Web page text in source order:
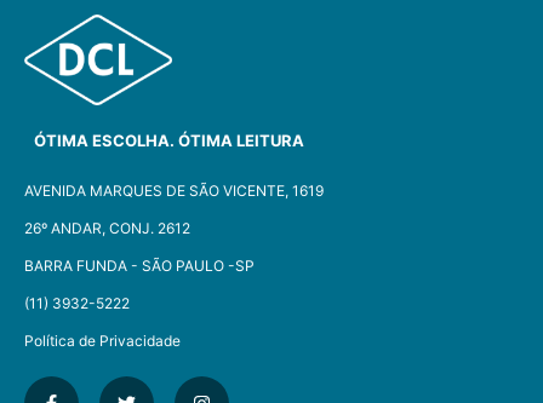
ÓTIMA ESCOLHA. ÓTIMA LEITURA
AVENIDA MARQUES DE SÃO VICENTE, 1619
26º ANDAR, CONJ. 2612
BARRA FUNDA - SÃO PAULO -SP​
(11) 3932-5222
Política de Privacidade